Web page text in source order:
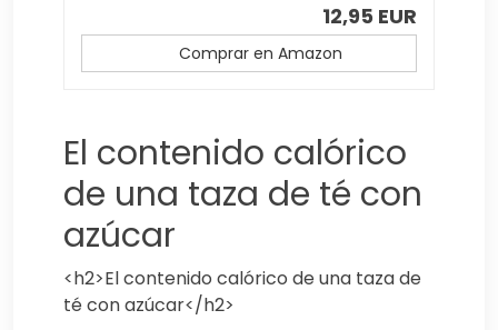
12,95 EUR
Comprar en Amazon
El contenido calórico
de una taza de té con
azúcar
<h2>El contenido calórico de una taza de
té con azúcar</h2>